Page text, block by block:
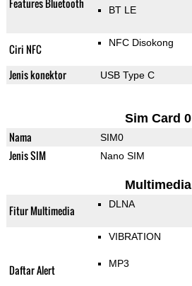
Features Bluetooth BT LE
Ciri NFC NFC Disokong
Jenis konektor USB Type C
Sim Card 0
Nama SIM0
Jenis SIM Nano SIM
Multimedia
Fitur Multimedia DLNA
Daftar Alert
VIBRATION
MP3